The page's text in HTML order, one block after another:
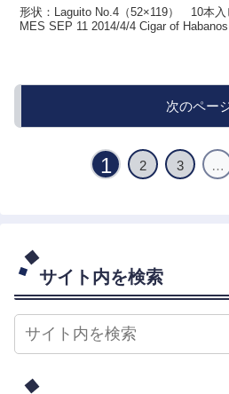
形状：Laguito No.4（52×119） 10本
MES SEP 11 2014/4/4 Cigar of
次のペー
1 2 3 …
サイト内を検索